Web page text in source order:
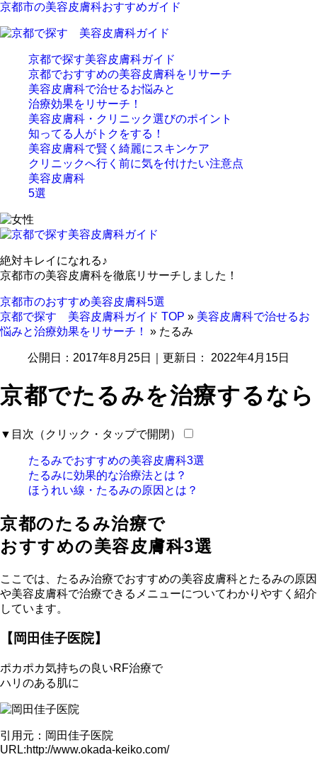
京都市の美容皮膚科おすすめガイド
京都で探す美容皮膚科ガイド
京都でおすすめの美容皮膚科をリサーチ
美容皮膚科で治せるお悩みと
治療効果をリサーチ！
美容皮膚科・クリニック選びのポイント
知ってる人がトクをする！
美容皮膚科で賢く綺麗にスキンケア
クリニックへ行く前に気を付けたい注意点
美容皮膚科
5選
絶対キレイになれる♪
京都市の美容皮膚科を徹底リサーチしました！
京都市のおすすめ美容皮膚科5選
京都で探す 美容皮膚科ガイド TOP » 美容皮膚科で治せるお
悩みと治療効果をリサーチ！
» たるみ
公開日： 2017年8月25日 ｜更新日： 2022年4月15日
京都でたるみを治療するなら
▼目次（クリック・タップで開閉）
たるみでおすすめの美容皮膚科3選
たるみに効果的な治療法とは？
ほうれい線・たるみの原因とは？
京都のたるみ治療で
おすすめの美容皮膚科3選
ここでは、たるみ治療でおすすめの美容皮膚科とたるみの原因
や美容皮膚科で治療できるメニューについてわかりやすく紹介
しています。
【岡田佳子医院】
ポカポカ気持ちの良いRF治療で
ハリのある肌に
引用元：岡田佳子医院
URL:http://www.okada-keiko.com/